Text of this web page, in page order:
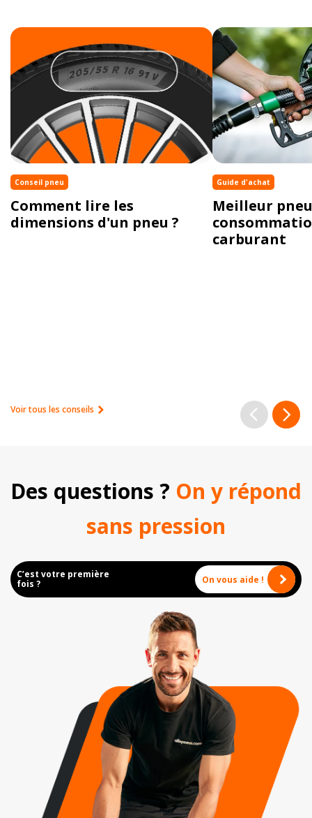
Conseil pneu
Comment lire les
dimensions d'un pneu ?
Guide d'achat
Meilleur
carburant
Voir tous les conseils
Des questions ? On y répond
sans pression
C’est votre première
fois ?
On vous aide !